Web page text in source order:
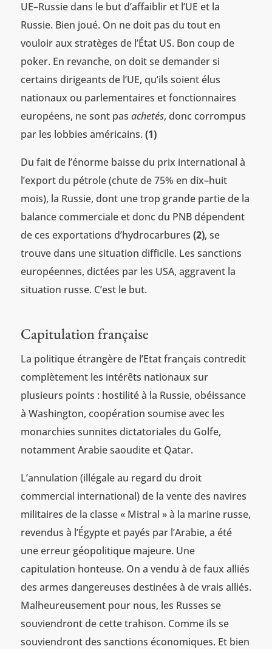
UE–Russie dans le but d’affaiblir et l’UE et la
Russie. Bien joué. On ne doit pas du tout en
vouloir aux stratèges de l’État US. Bon coup de
poker. En revanche, on doit se demander si
certains dirigeants de l’UE, qu’ils soient élus
nationaux ou parlementaires et fonctionnaires
européens, ne sont pas achetés, donc corrompus
par les lobbies américains. (1)
Du fait de l’énorme baisse du prix international à
l’export du pétrole (chute de 75% en dix–huit
mois), la Russie, dont une trop grande partie de la
balance commerciale et donc du PNB dépendent
de ces exportations d’hydrocarbures (2), se
trouve dans une situation difficile. Les sanctions
européennes, dictées par les USA, aggravent la
situation russe. C’est le but.
Capitulation française
La politique étrangère de l’Etat français contredit
complètement les intérêts nationaux sur
plusieurs points : hostilité à la Russie, obéissance
à Washington, coopération soumise avec les
monarchies sunnites dictatoriales du Golfe,
notamment Arabie saoudite et Qatar.
L’annulation (illégale au regard du droit
commercial international) de la vente des navires
militaires de la classe « Mistral » à la marine russe,
revendus à l’Égypte et payés par l’Arabie, a été
une erreur géopolitique majeure. Une
capitulation honteuse. On a vendu à de faux alliés
des armes dangereuses destinées à de vrais alliés.
Malheureusement pour nous, les Russes se
souviendront de cette trahison. Comme ils se
souviendront des sanctions économiques. Et bien